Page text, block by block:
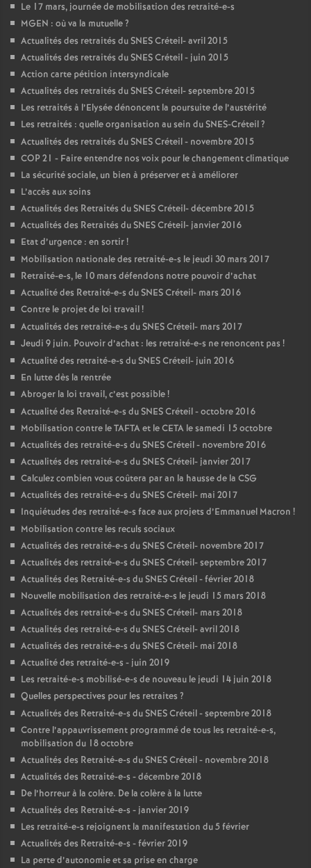
Le 17 mars, journée de mobilisation des retraité-e-s
MGEN : où va la mutuelle?
Actualités des retraités duSNESCréteil- avril 2015
Actualités des retraités duSNESCréteil - juin 2015
Action carte pétition intersyndicale
Actualités des retraités duSNESCréteil- septembre 2015
Les retraités à l’Elysée dénoncent la poursuite de l’austérité
Les retraités : quelle organisation au sein duSNES-Créteil?
Actualités des retraités duSNESCréteil - novembre 2015
COP21 - Faire entendre nos voix pour le changement climatique
La sécurité sociale, un bien à préserver et à améliorer
L’accès aux soins
Actualités des Retraités duSNESCréteil- décembre 2015
Actualités des Retraités duSNESCréteil- janvier 2016
Etat d’urgence : en sortir!
Mobilisation nationale des retraité-e-s le jeudi 30 mars 2017
Retraité-e-s, le 10 mars défendons notre pouvoir d’achat
Actualité des Retraité-e-s duSNESCréteil- mars 2016
Contre le projet de loi travail!
Actualités des retraité-e-s duSNESCréteil- mars 2017
Jeudi 9 juin. Pouvoir d’achat : les retraité-e-s ne renoncent pas !
Actualité des retraité-e-s duSNESCréteil- juin 2016
En lutte dès la rentrée
Abroger la loi travail, c’est possible!
Actualité des Retraité-e-s duSNESCréteil - octobre 2016
Mobilisation contre leTAFTAet leCETA le samedi 15 octobre
Actualités des retraité-e-s duSNESCréteil - novembre 2016
Actualités des retraité-e-s duSNESCréteil- janvier 2017
Calculez combien vous coûtera par an la hausse de la CSG
Actualités des retraité-e-s duSNESCréteil- mai 2017
Inquiétudes des retraité-e-s face aux projets d’Emmanuel Macron !
Mobilisation contre les reculs sociaux
Actualités des retraité-e-s duSNESCréteil- novembre 2017
Actualités des retraité-e-s duSNESCréteil- septembre 2017
Actualités des Retraité-e-s duSNESCréteil - février 2018
Nouvelle mobilisation des retraité-e-s le jeudi 15 mars 2018
Actualités des retraité-e-s duSNESCréteil- mars 2018
Actualités des retraité-e-s duSNESCréteil- avril 2018
Actualités des retraité-e-s duSNESCréteil- mai 2018
Actualité des retraité-e-s - juin 2019
Les retraité-e-s mobilisé-e-s de nouveau le jeudi 14 juin 2018
Quelles perspectives pour les retraites ?
Actualités des Retraité-e-s duSNESCréteil - septembre 2018
Contre l’appauvrissement programmé de tous les retraité-e-s,
mobilisation du 18 octobre
Actualités des Retraité-e-s duSNESCréteil - novembre 2018
Actualités des Retraité-e-s - décembre 2018
De l’horreur à la colère. De la colère à la lutte
Actualités des Retraité-e-s - janvier 2019
Les retraité-e-s rejoignent la manifestation du 5 février
Actualités des Retraité-e-s - février 2019
La perte d’autonomie et sa prise en charge